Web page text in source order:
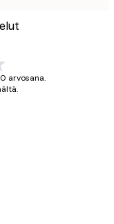
arvosana.